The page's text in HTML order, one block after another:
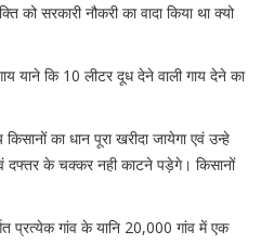
को सरकारी नौकरी का वादा किया था क्यो
याने कि 10 लीटर दूध देने वाली गाय देने का
का धान पूरा खरीदा जायेगा एवं उन्हे
दफ्तर के चक्कर नही काटने पड़ेगे। किसानों
प्रत्येक गांव के यानि 20,000 गांव में एक